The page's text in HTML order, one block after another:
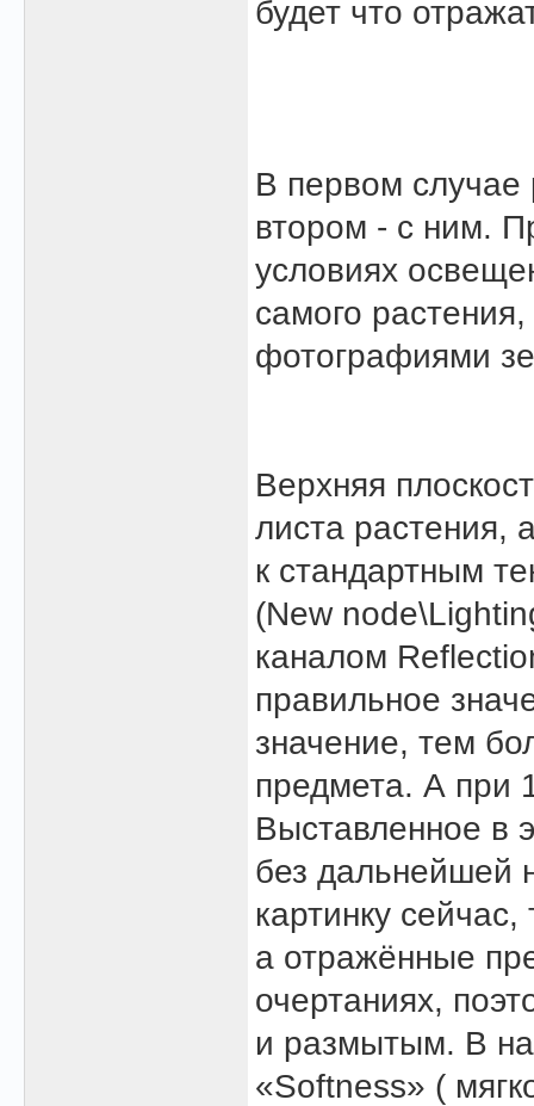
будет что
В первом случае
втором - с ним.
условиях
самого
фотографиями
Верхняя
листа растения,
к стандартным
(New
каналом
правильное
значение, тем
предмета. А при
Выставленное в
без дальнейшей
картинку
а отражённые
очертаниях,
и размытым. В
«Softness» (